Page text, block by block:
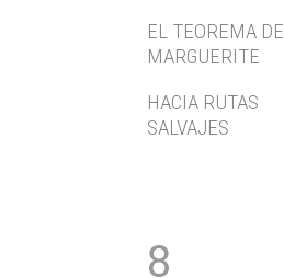
EL TEOREMA DE
MARGUERITE
HACIA RUTAS
SALVAJES
8